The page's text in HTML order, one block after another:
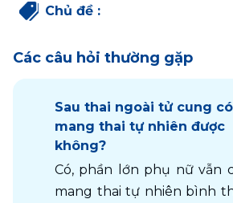
Chủ đề :
Các câu hỏi thường gặp
Sau thai ngoài tử cung
mang thai tự nhiên được
không?
Có, phần lớn phụ nữ vẫn
mang thai tự nhiên bình